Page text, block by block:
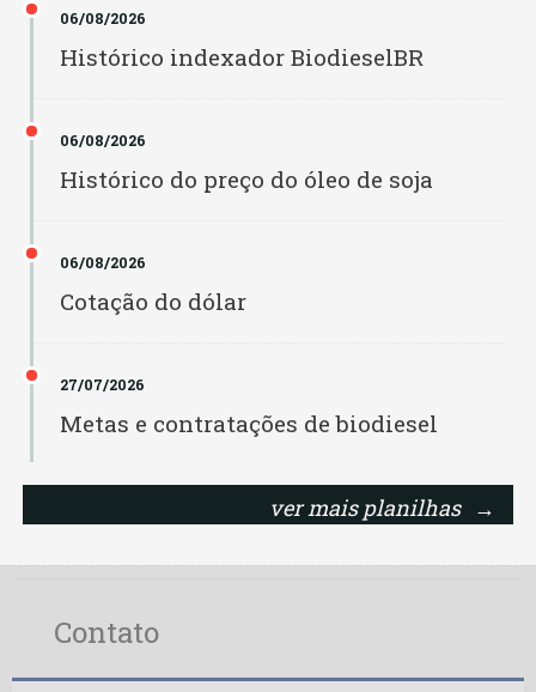
Caramuru IP
Caramuru SS
Cargill N.H. GO
Cargill N.H. RS
Cargill N.H. TO
Cereal
Cocamar
Cofco
Delta MS
06/08/2026
Histórico indexador BiodieselBR
06/08/2026
Histórico do preço do óleo de soja
06/08/2026
Cotação do dólar
27/07/2026
Metas e contratações de biodiesel
ver mais planilhas →
Contato